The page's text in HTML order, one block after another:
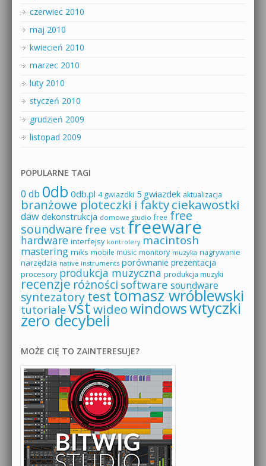
czerwiec 2010
maj 2010
kwiecień 2010
marzec 2010
luty 2010
styczeń 2010
grudzień 2009
listopad 2009
POPULARNE TAGI
0 db 0db 0db.pl 4 gwiazdki 5 gwiazdek aktualizacja
branżowe ploteczki i faktyciekawostki
daw dekonstrukcja domowe studio free free
soundware free vst freeware
hardware interfejsy kontrolery macintosh
mastering miks mobile music monitory muzyka nagrywanie
narzędzia native instruments porównanie prezentacja
procesory produkcja muzyczna produkcja muzyki
recenzje różności software soundware
syntezatorytesttomasz wróblewski
tutoriale vstwideowindowswtyczki
zero decybeli
MOŻE CIĘ TO ZAINTERESUJE?